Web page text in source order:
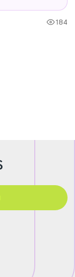
184